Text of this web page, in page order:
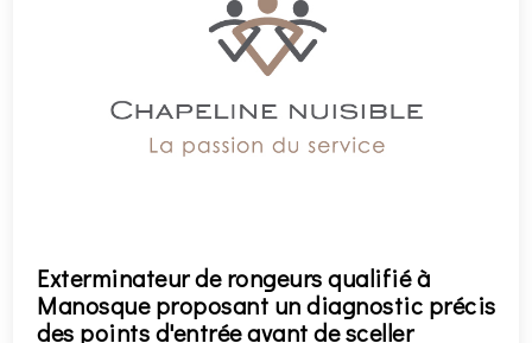
Exterminateur de rongeurs qualifié à
Manosque proposant un diagnostic précis
des points d'entrée avant de sceller